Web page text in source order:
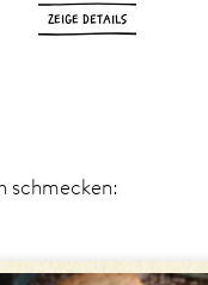
ZEIGE DETAILS
schmecken: